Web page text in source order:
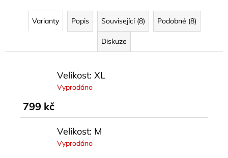
Varianty Popis Související (8) Podobné (8)
Diskuze
Velikost: XL
Vyprodáno
799 kč
Velikost: M
Vyprodáno